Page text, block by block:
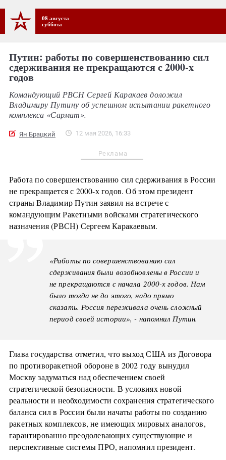
08 августа
суббота
Путин: работы по совершенствованию сил
сдерживания не прекращаются с 2000-х
годов
Командующий РВСН Сергей Каракаев доложил
Владимиру Путину об успешном испытании ракетного
комплекса «Сармат».
Ян Брацкий 12 мая 2026, 16:33
Реклама
Работа по совершенствованию сил сдерживания в России
не прекращается с 2000-х годов. Об этом президент
страны Владимир Путин заявил на встрече с
командующим Ракетными войсками стратегического
назначения (РВСН) Сергеем Каракаевым.
«Работы по совершенствованию сил
сдерживания были возобновлены в России и
не прекращаются с начала 2000-х годов. Нам
было тогда не до этого, надо прямо
сказать. Россия переживала очень сложный
период своей истории», - напомнил Путин.
Глава государства отметил, что выход США из Договора
по противоракетной обороне в 2002 году вынудил
Москву задуматься над обеспечением своей
стратегической безопасности. В условиях новой
реальности и необходимости сохранения стратегического
баланса сил в России были начаты работы по созданию
ракетных комплексов, не имеющих мировых аналогов,
гарантированно преодолевающих существующие и
перспективные системы ПРО, напомнил президент.